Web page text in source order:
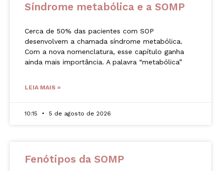
Síndrome metabólica e a SOMP
Cerca de 50% das pacientes com SOP
desenvolvem a chamada síndrome metabólica.
Com a nova nomenclatura, esse capítulo ganha
ainda mais importância. A palavra “metabólica”
LEIA MAIS »
10:15 5 de agosto de 2026
Fenótipos da SOMP